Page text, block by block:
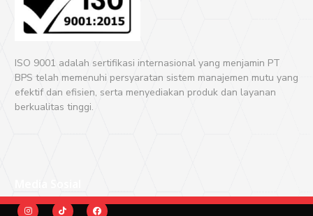
ISO 9001 adalah sertifikasi internasional yang menjamin PT
BPS telah memenuhi persyaratan sistem manajemen mutu yang
efektif dan efisien, serta menyediakan produk dan layanan
berkualitas tinggi.